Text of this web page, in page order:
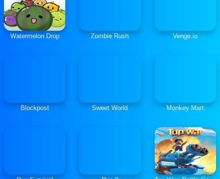
Watermelon Drop Zombie Rush Venge.io
Blockpost Sweet World Monkey Mart